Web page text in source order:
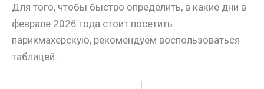
Для того, чтобы быстро определить, в какие дни в
феврале 2026 года стоит посетить
парикмахерскую, рекомендуем воспользоваться
таблицей.